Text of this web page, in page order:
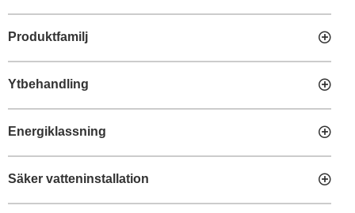
Produktfamilj
Ytbehandling
Energiklassning
Säker vatteninstallation